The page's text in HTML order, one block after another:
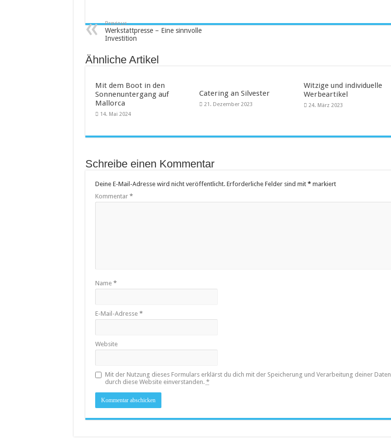
Masken bedrucken lassen
Previous
Werkstattpresse – Eine sinnvolle
Investition
Ähnliche Artikel
Mit dem Boot in den
Sonnenuntergang auf
Mallorca
14. Mai 2024
Catering an Silvester
21. Dezember 2023
Witzige und individuelle
Werbeartikel
24. März 2023
Schreibe einen Kommentar
Deine E-Mail-Adresse wird nicht veröffentlicht. Erforderliche Felder sind mit *markiert
Kommentar *
Name *
E-Mail-Adresse *
Website
Mit der Nutzung dieses Formulars erklärst du dich mit der Speicherung und Verarbeitung deiner Daten
durch diese Website einverstanden. *